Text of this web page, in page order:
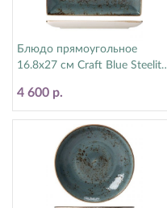
Блюдо прямоугольное
16.8х27 см Craft Blue Steelite
4 600 р.